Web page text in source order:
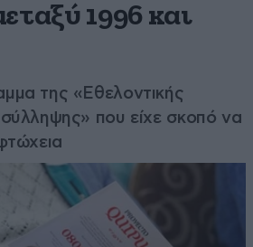
1996 και
της «Εθελοντικής
που είχε σκοπό να